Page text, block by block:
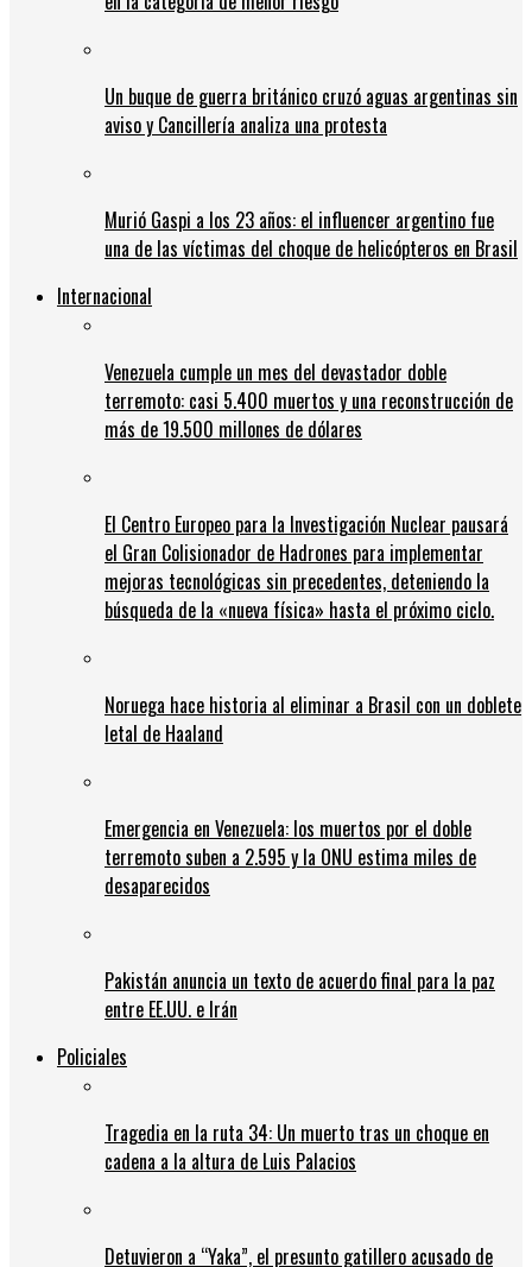
Un buque de guerra británico cruzó aguas argentinas sin
aviso y Cancillería analiza una protesta
Murió Gaspi a los 23 años: el influencer argentino fue
una de las víctimas del choque de helicópteros en Brasil
Internacional
Venezuela cumple un mes del devastador doble
terremoto: casi 5.400 muertos y una reconstrucción de
más de 19.500 millones de dólares
El Centro Europeo para la Investigación Nuclear pausará
el Gran Colisionador de Hadrones para implementar
mejoras tecnológicas sin precedentes, deteniendo la
búsqueda de la «nueva física» hasta el próximo ciclo.
Noruega hace historia al eliminar a Brasil con un doblete
letal de Haaland
Emergencia en Venezuela: los muertos por el doble
terremoto suben a 2.595 y la ONU estima miles de
desaparecidos
Pakistán anuncia un texto de acuerdo final para la paz
entre EE.UU. e Irán
Policiales
Tragedia en la ruta 34: Un muerto tras un choque en
cadena a la altura de Luis Palacios
Detuvieron a “Yaka”, el presunto gatillero acusado de